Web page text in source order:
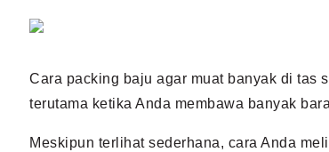
Cara packing baju agar muat banyak di tas
terutama ketika Anda membawa banyak
Meskipun terlihat sederhana, cara Anda